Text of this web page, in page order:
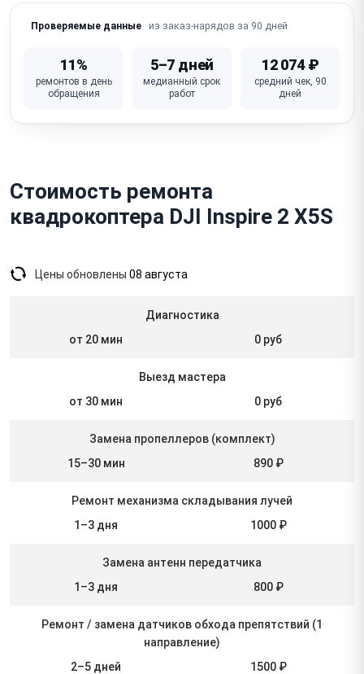
Не работает видеопередача (FPV / app link — потеря
Неисправен полётный контроллер / основная плата
Проверяемые данные из заказ-нарядов за 90 дней
11%
ремонтов в день
обращения
5–7 дней
медианный срок
работ
12 074 ₽
средний чек, 90
дней
Стоимость ремонта
квадрокоптера DJI Inspire 2 X5S
Цены обновлены 08 августа
Диагностика
от 20 мин
0 руб
Выезд мастера
от 30 мин
0 руб
Замена пропеллеров (комплект)
15–30 мин
890 ₽
Ремонт механизма складывания лучей
1–3 дня
1000 ₽
Замена антенн передатчика
1–3 дня
800 ₽
Ремонт / замена датчиков обхода препятствий (1
направление)
2–5 дней
1500 ₽